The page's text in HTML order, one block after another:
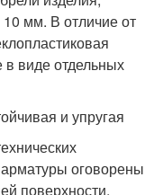
10 мм. В отличие от
в виде отдельных
и упругая
арматуры оговорены
поверхности.